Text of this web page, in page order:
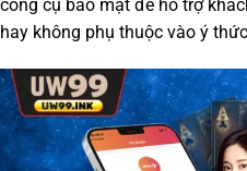
công cụ bảo mật để hỗ trợ
hay không phụ thuộc vào ý